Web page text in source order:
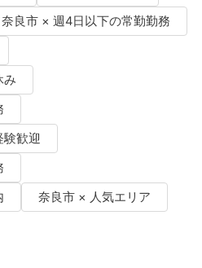
奈良市 × 週4日以下の常勤勤務
み
歓迎
奈良市 × 人気エリア